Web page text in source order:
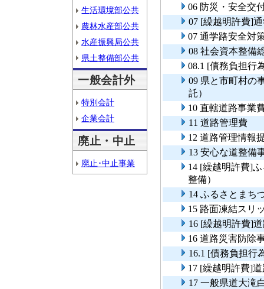
生活環境部公共
農林水産部公共
水産振興局公共
県土整備部公共
一般会計外
特別会計
企業会計
廃止・中止
廃止･中止事業
06 防災・安全交
07 [繰越明許費]
07 通学路安全対
08 社会資本整備
08.1 [債務負担行
09 県と市町村の
託）
10 直轄道路事業
11 道路管理費
12 道路管理情報
13 安心な道整備
14 [繰越明許費]
整備）
14 ふるさとまち
15 路面凍結スリ
16 [繰越明許費]
16 道路災害防除
16.1 [債務負担行
17 [繰越明許費]
17 一般県道大滝